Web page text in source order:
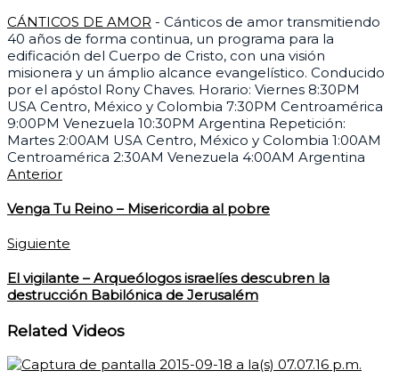
CÁNTICOS DE AMOR - Cánticos de amor transmitiendo
40 años de forma continua, un programa para la
edificación del Cuerpo de Cristo, con una visión
misionera y un ámplio alcance evangelístico. Conducido
por el apóstol Rony Chaves. Horario: Viernes 8:30PM
USA Centro, México y Colombia 7:30PM Centroamérica
9:00PM Venezuela 10:30PM Argentina Repetición:
Martes 2:00AM USA Centro, México y Colombia 1:00AM
Centroamérica 2:30AM Venezuela 4:00AM Argentina
Anterior
Venga Tu Reino – Misericordia al pobre
Siguiente
El vigilante – Arqueólogos israelíes descubren la
destrucción Babilónica de Jerusalém
Related Videos